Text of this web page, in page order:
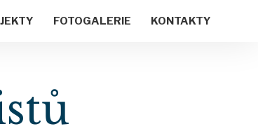
FOTOGALERIE KONTAKTY